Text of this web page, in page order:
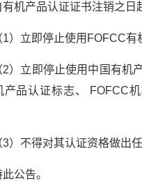
有机产品认证证书注销之日
1）立即停止使用FOFCC
2）立即停止使用中国有
产品认证标志、 FOFCC
3）不得对其认证资格做出
公告。